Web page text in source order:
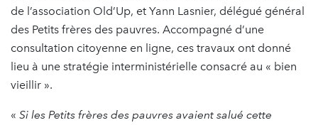
de l’association Old’Up, et Yann Lasnier, délégué général
des Petits frères des pauvres. Accompagné d’une
consultation citoyenne en ligne, ces travaux ont donné
lieu à une stratégie interministérielle consacré au « bien
vieillir ».
« Si les Petits frères des pauvres avaient salué cette